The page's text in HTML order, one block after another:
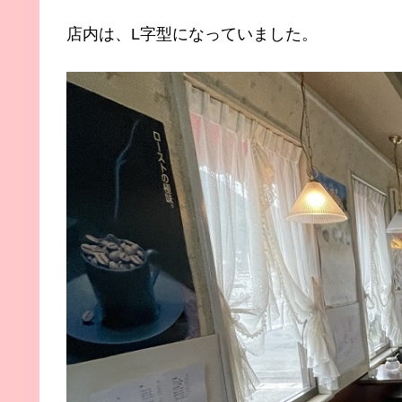
店内は、L字型になっていました。